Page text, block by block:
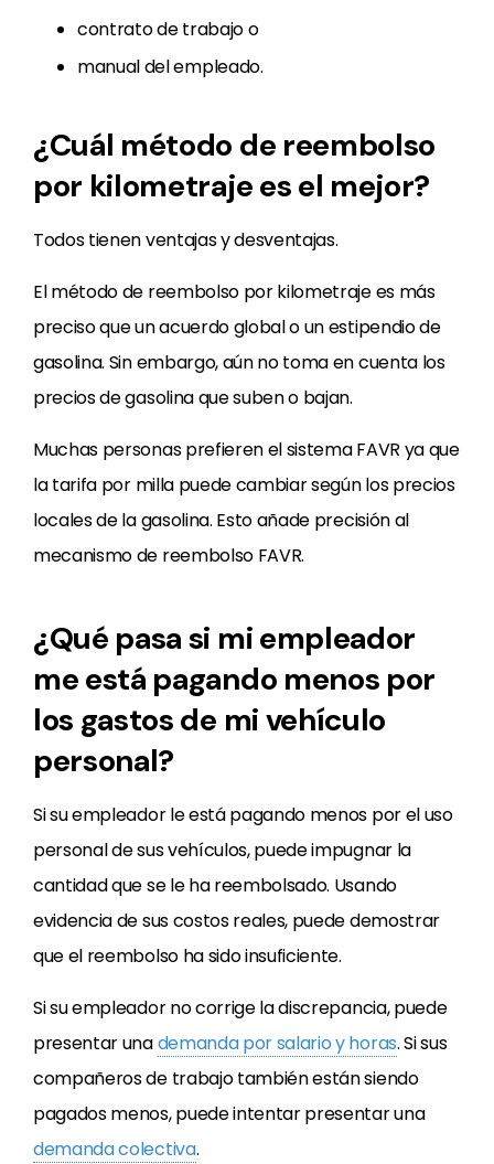
contrato de trabajo o
manual del empleado.
¿Cuál método de reembolso
por kilometraje es el mejor?
Todos tienen ventajas y desventajas.
El método de reembolso por kilometraje es más
preciso que un acuerdo global o un estipendio de
gasolina. Sin embargo, aún no toma en cuenta los
precios de gasolina que suben o bajan.
Muchas personas prefieren el sistema FAVR ya que
la tarifa por milla puede cambiar según los precios
locales de la gasolina. Esto añade precisión al
mecanismo de reembolso FAVR.
¿Qué pasa si mi empleador
me está pagando menos por
los gastos de mi vehículo
personal?
Si su empleador le está pagando menos por el uso
personal de sus vehículos, puede impugnar la
cantidad que se le ha reembolsado. Usando
evidencia de sus costos reales, puede demostrar
que el reembolso ha sido insuficiente.
Si su empleador no corrige la discrepancia, puede
presentar unademanda por salario y horas. Si sus
compañeros de trabajo también están siendo
pagados menos, puede intentar presentar una
demanda colectiva.